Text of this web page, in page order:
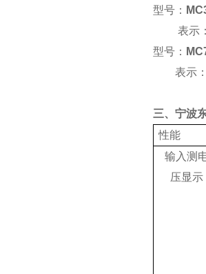
型号：
表示
型号：
表示
三、宁波
性能
输入测
压显示